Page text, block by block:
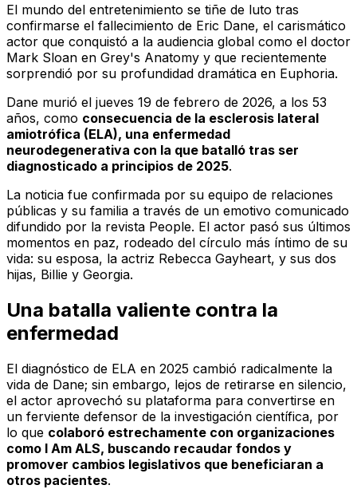
El mundo del entretenimiento se tiñe de luto tras
confirmarse el fallecimiento de Eric Dane, el carismático
actor que conquistó a la audiencia global como el doctor
Mark Sloan en Grey's Anatomy y que recientemente
sorprendió por su profundidad dramática en Euphoria.
Dane murió el jueves 19 de febrero de 2026, a los 53
años, como consecuencia de la esclerosis lateral
amiotrófica (ELA), una enfermedad
neurodegenerativa con la que batalló tras ser
diagnosticado a principios de 2025.
La noticia fue confirmada por su equipo de relaciones
públicas y su familia a través de un emotivo comunicado
difundido por la revista People. El actor pasó sus últimos
momentos en paz, rodeado del círculo más íntimo de su
vida: su esposa, la actriz Rebecca Gayheart, y sus dos
hijas, Billie y Georgia.
Una batalla valiente contra la
enfermedad
El diagnóstico de ELA en 2025 cambió radicalmente la
vida de Dane; sin embargo, lejos de retirarse en silencio,
el actor aprovechó su plataforma para convertirse en
un ferviente defensor de la investigación científica, por
lo que colaboró estrechamente con organizaciones
como I Am ALS, buscando recaudar fondos y
promover cambios legislativos que beneficiaran a
otros pacientes.